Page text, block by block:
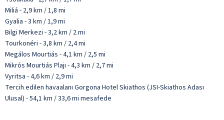
Miliá - 2,9 km / 1,8 mi
Gyalia - 3 km / 1,9 mi
Bilgi Merkezi - 3,2 km / 2 mi
Tourkonéri - 3,8 km / 2,4 mi
Megálos Mourtiás - 4,1 km / 2,5 mi
Mikrós Mourtiás Plajı - 4,3 km / 2,7 mi
Vyritsa - 4,6 km / 2,9 mi
Tercih edilen havaalanı Gorgona Hotel Skiathos (JSI-Skiathos Adası
Ulusal) - 54,1 km / 33,6 mi mesafede